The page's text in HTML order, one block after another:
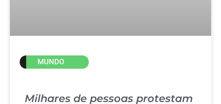
MUNDO
Milhares de pessoas protestam